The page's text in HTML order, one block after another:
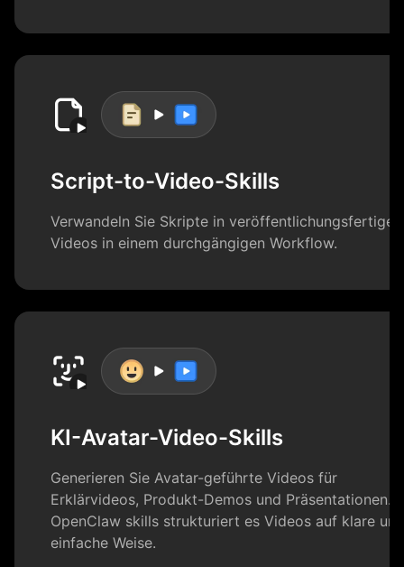
Script-to-Video-Skills
Verwandeln Sie Skripte in veröffentlichungsfertige
Videos in einem durchgängigen Workflow.
KI-Avatar-Video-Skills
Generieren Sie Avatar-geführte Videos für
Erklärvideos, Produkt-Demos und Präsentationen.
OpenClaw skills strukturiert es Videos auf klare und
einfache Weise.